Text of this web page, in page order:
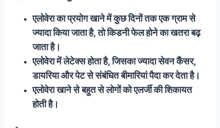
एलोवेरा का प्रयोग खाने में कुछ दिनों तक एक ग्राम से
ज्यादा किया जाता है, तो किडनी फेल होने का खतरा बढ़
जाता है।
एलोवेरा में लेटेक्स होता है, जिसका ज्यादा सेवन कैंसर,
डायरिया और पेट से संबंधित बीमारियां पैदा कर देता है।
एलोवेरा खाने से बहुत से लोगों को एलर्जी की शिकायत
होती है।